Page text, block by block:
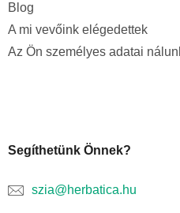
Blog
A mi vevőink elégedettek
Az Ön személyes adatai
Segíthetünk Önnek?
szia@herbatica.hu